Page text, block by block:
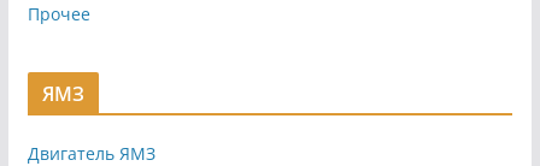
Прочее
ЯМЗ
Двигатель ЯМЗ